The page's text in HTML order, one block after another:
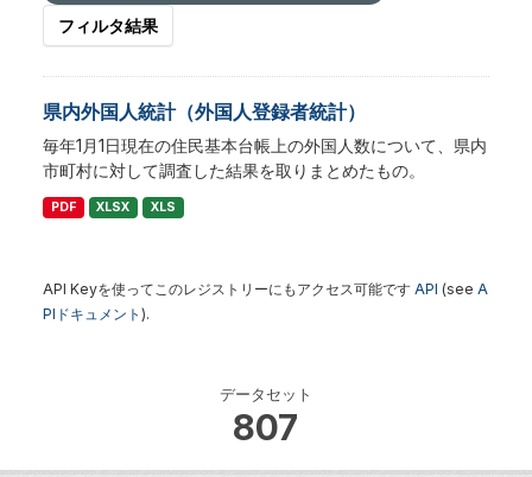
データセット
807
フィルタ結果
県内外国人統計（外国人登録者統計）
毎年1月1日現在の住民基本台帳上の外国人数について、県内
市町村に対して調査した結果を取りまとめたもの。
PDF XLSX XLS
API Keyを使ってこのレジストリーにもアクセス可能です API (see A
PIドキュメント ).